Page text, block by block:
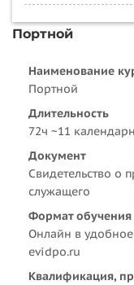
Портной
Наименование
Портной
Длительность
72ч ~11
Документ
Свидетельство о
служащего
Формат обучения
Онлайн в
evidpo.ru
Квалификация,